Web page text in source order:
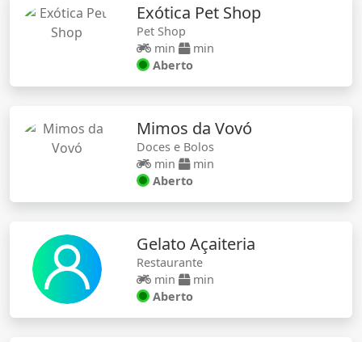
Exótica Pet Shop
Pet Shop
min
min
Aberto
Mimos da Vovó
Doces e Bolos
min
min
Aberto
Gelato Açaiteria
Restaurante
min
min
Aberto